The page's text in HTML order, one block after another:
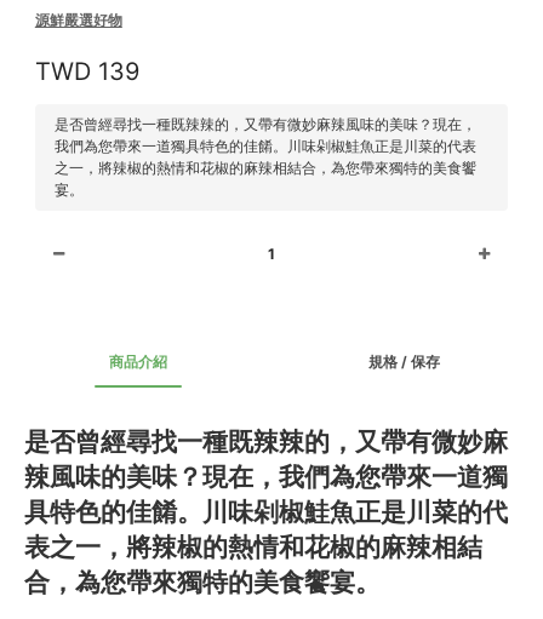
源鮮嚴選好物
139
是否曾經尋找一種既辣辣的，又帶有微妙麻辣風味的美味？現在，
我們為您帶來一道獨具特色的佳餚。川味剁椒鮭魚正是川菜的代表
之一，將辣椒的熱情和花椒的麻辣相結合，為您帶來獨特的美食饗
宴。
1
商品介紹 規格 / 保存
是否曾經尋找一種既辣辣的，又帶有微妙麻
辣風味的美味？現在，我們為您帶來一道獨
具特色的佳餚。川味剁椒鮭魚正是川菜的代
表之一，將辣椒的熱情和花椒的麻辣相結
合，為您帶來獨特的美食饗宴。